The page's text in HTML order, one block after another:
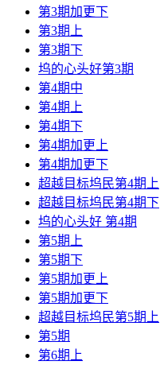
第3期加更下
第3期上
第3期下
坞的心头好第3期
第4期中
第4期上
第4期下
第4期加更上
第4期加更下
超越目标坞民第4期上
超越目标坞民第4期下
坞的心头好 第4期
第5期上
第5期下
第5期加更上
第5期加更下
超越目标坞民第5期上
第5期
第6期上